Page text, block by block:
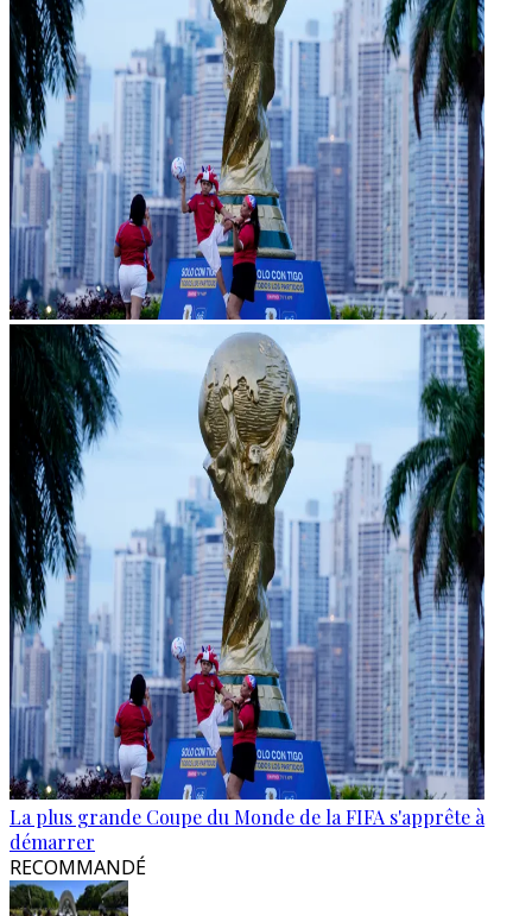
La plus grande Coupe du Monde de la FIFA s'apprête à
démarrer
RECOMMANDÉ